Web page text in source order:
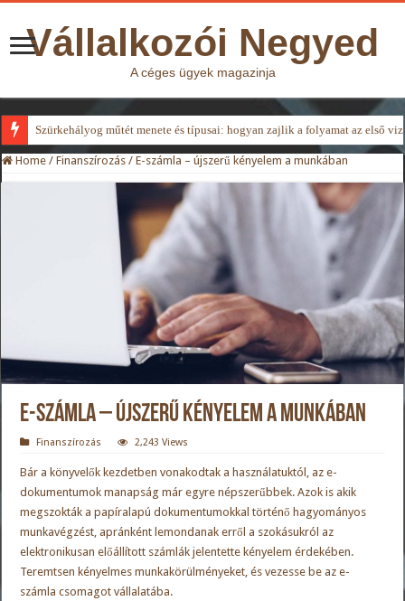
Vállalkozói Negyed
A céges ügyek magazinja
Szürkehályog műtét menete és típusai: hogyan zajlik a folyamat az első
Home / Finanszírozás / E-számla – újszerű kényelem a munkában
E-számla – újszerű kényelem a munkában
Finanszírozás 2,243 Views
Bár a könyvelők kezdetben vonakodtak a használatuktól, az e-
dokumentumok manapság már egyre népszerűbbek. Azok is akik
megszokták a papíralapú dokumentumokkal történő hagyományos
munkavégzést, apránként lemondanak erről a szokásukról az
elektronikusan előállított számlák jelentette kényelem érdekében.
Teremtsen kényelmes munkakörülményeket, és vezesse be az e-
számla csomagot vállalatába.